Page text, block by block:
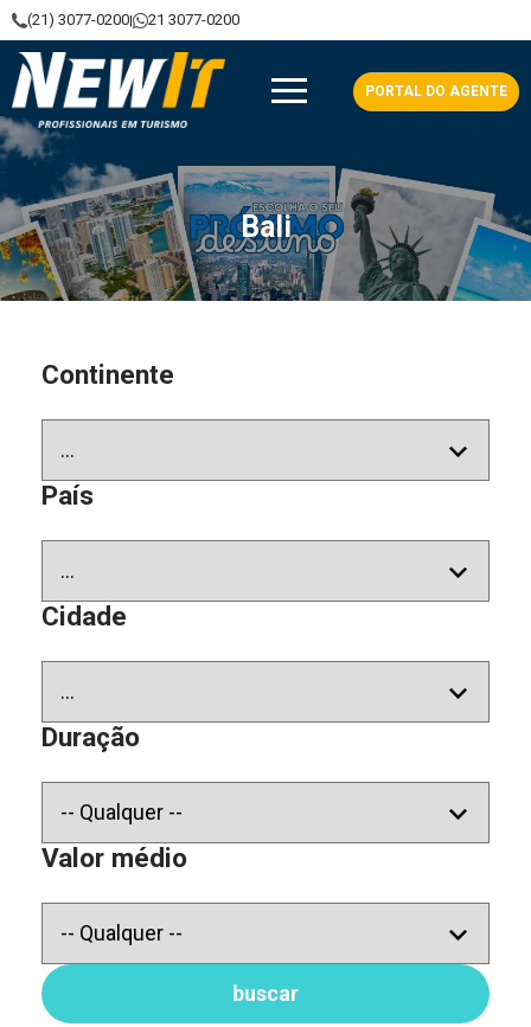
(21) 3077-0200 21 3077-0200
NewIt - Profissionais em Turismo
PORTAL DO AGENTE
Bali
Continente
País
Cidade
Duração
Valor médio
buscar